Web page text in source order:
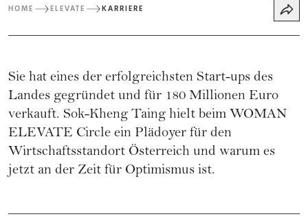
HOME ELEVATE KARRIERE
Sie hat eines der erfolgreichsten Start-ups des
Landes gegründet und für 180 Millionen Euro
verkauft. Sok-Kheng Taing hielt beim WOMAN
ELEVATE Circle ein Plädoyer für den
Wirtschaftsstandort Österreich und warum es
jetzt an der Zeit für Optimismus ist.